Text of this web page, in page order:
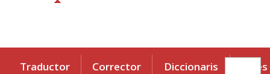
Traductor Corrector Diccionaris Eines